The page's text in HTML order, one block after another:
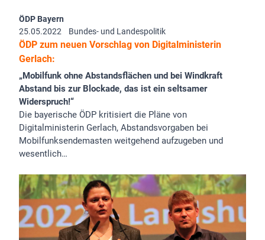
ÖDP Bayern
25.05.2022
Bundes- und Landespolitik
ÖDP zum neuen Vorschlag von Digitalministerin
Gerlach:
„Mobilfunk ohne Abstandsflächen und bei Windkraft
Abstand bis zur Blockade, das ist ein seltsamer
Widerspruch!“
Die bayerische ÖDP kritisiert die Pläne von
Digitalministerin Gerlach, Abstandsvorgaben bei
Mobilfunksendemasten weitgehend aufzugeben und
wesentlich…